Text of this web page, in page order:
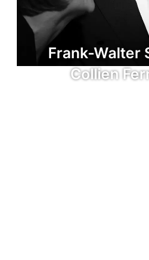
Frank-Walter
Collien